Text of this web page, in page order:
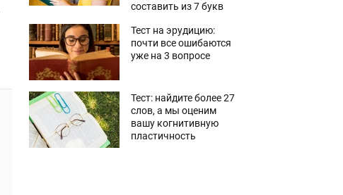
составить из 7 букв
Тест на эрудицию:
почти все ошибаются
уже на 3 вопросе
Тест: найдите более 27
слов, а мы оценим
вашу когнитивную
пластичность